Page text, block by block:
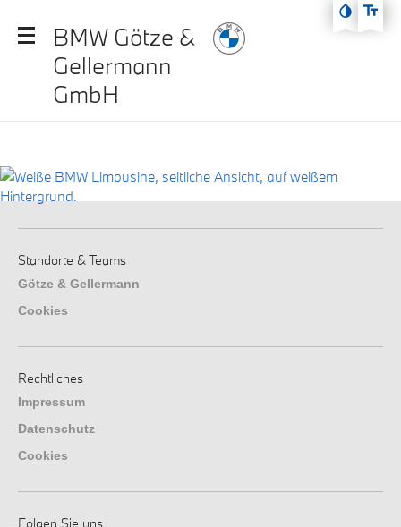
Zum Hauptmenü
BMW Götze &
Gellermann
GmbH
Standorte & Teams
Götze & Gellermann
Cookies
Rechtliches
Impressum
Datenschutz
Cookies
Folgen Sie uns